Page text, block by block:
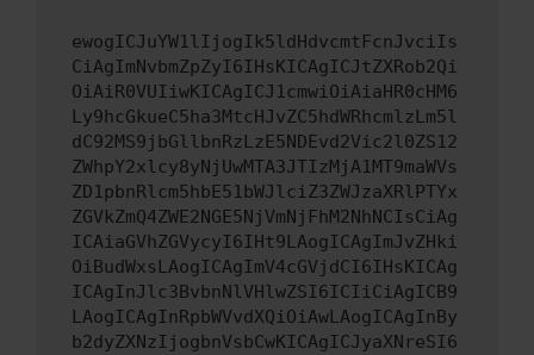
ewogICJuYW1lIjogIk5ldHdvcmtFcnJvciIs
CiAgImNvbmZpZyI6IHsKICAgICJtZXRob2Qi
OiAiR0VUIiwKICAgICJ1cmwiOiAiaHR0cHM6
Ly9hcGkueC5ha3MtcHJvZC5hdWRhcmlzLm5l
dC92MS9jbGllbnRzLzE5NDEvd2Vic2l0ZS12
ZWhpY2xlcy8yNjUwMTA3JTIzMjA1MT9maWVs
ZD1pbnRlcm5hbE51bWJlciZ3ZWJzaXRlPTYx
ZGVkZmQ4ZWE2NGE5NjVmNjFhM2NhNCIsCiAg
ICAiaGVhZGVycyI6IHt9LAogICAgImJvZHki
OiBudWxsLAogICAgImV4cGVjdCI6IHsKICAg
ICAgInJlc3BvbnNlVHlwZSI6ICIiCiAgICB9
LAogICAgInRpbWVvdXQiOiAwLAogICAgInBy
b2dyZXNzIjogbnVsbCwKICAgICJyaXNreSI6